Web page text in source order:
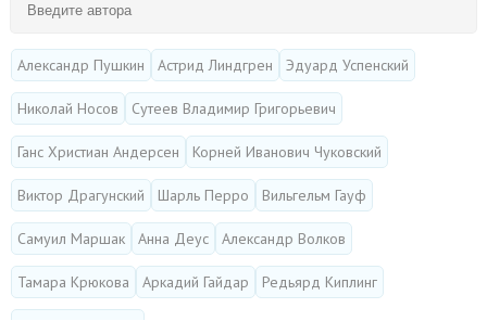
Александр Пушкин Астрид Линдгрен Эдуард Успенский
Николай Носов Сутеев Владимир Григорьевич
Ганс Христиан Андерсен Корней Иванович Чуковский
Виктор Драгунский Шарль Перро Вильгельм Гауф
Самуил Маршак Анна Деус Александр Волков
Тамара Крюкова Аркадий Гайдар Редьярд Киплинг